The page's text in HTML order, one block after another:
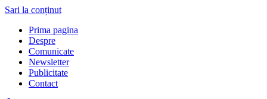
Sari la conținut
Prima pagina
Despre
Comunicate
Newsletter
Publicitate
Contact